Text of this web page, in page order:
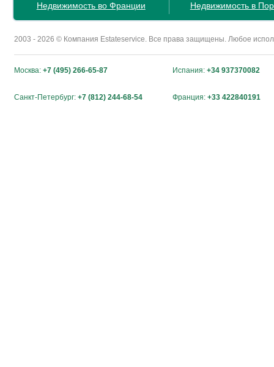
Недвижимость во Франции
Недвижимость в
2003 - 2026 © Компания Estateservice. Все права защищены. Любое
Москва: +7 (495) 266-65-87 Испания: +34 937370082
Санкт-Петербург: +7 (812) 244-68-54 Франция: +33 422840191